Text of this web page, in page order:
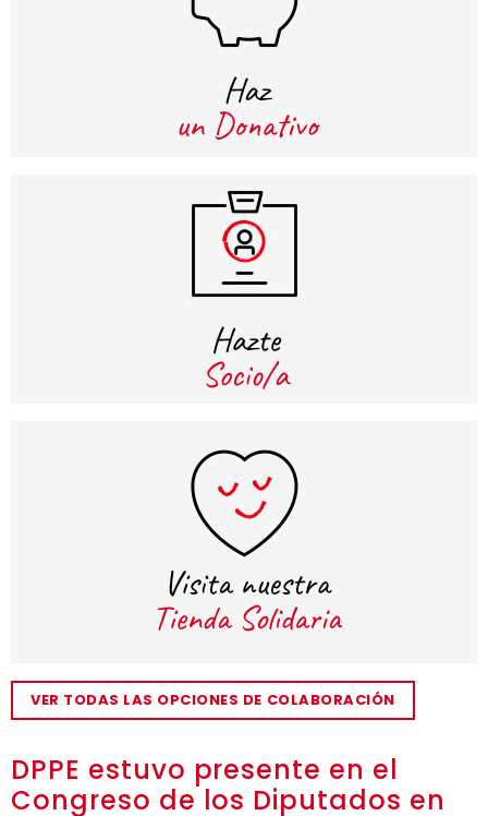
DPPE estuvo presente en el
Congreso de los Diputados en
VER TODAS LAS OPCIONES DE COLABORACIÓN